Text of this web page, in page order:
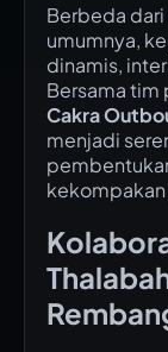
Berbeda
umumnya,
dinamis,
Bersama tim
Cakra
menjadi